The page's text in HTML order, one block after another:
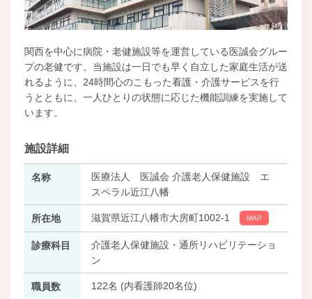
関西を中心に病院・老健施設等を運営している医誠会グルー
プの老健です。当施設は一日でも早く自立した家庭生活が送
れるように、24時間心のこもった看護・介護サービスを行
うとともに、一人ひとりの状態に応じた機能訓練を実施して
います。
施設詳細
名称
医療法人 医誠会 介護老人保健施設 エ
スペラル近江八幡
所在地 滋賀県近江八幡市大房町1002-1 MAP
診療科目
介護老人保健施設・通所リハビリテーショ
ン
職員数 122名 (内看護師20名位)